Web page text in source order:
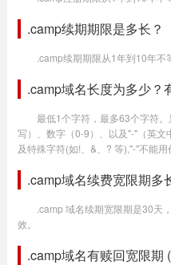
.camp续期期限是多长？
.camp续期期限从1年到10年不
.camp域名长度为多少？
最低1个字符，最多63个字符
写）、数字（0-9）、以及"-"（英
及特殊字符(如!、&、? 等),"-"不能用
.camp域名续费宽限期多
.camp 域名续期宽限期是30天
效。
.camp域名有赎回宽限期